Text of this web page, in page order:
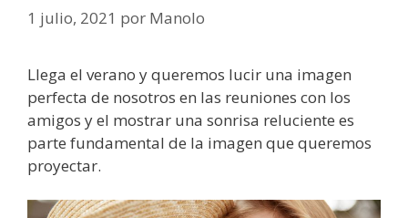
1 julio, 2021 por Manolo
Llega el verano y queremos lucir una imagen
perfecta de nosotros en las reuniones con los
amigos y el mostrar una sonrisa reluciente es
parte fundamental de la imagen que queremos
proyectar.